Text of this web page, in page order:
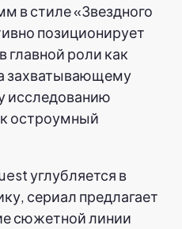
в стиле «Звездного
позиционирует
главной роли как
захватывающему
исследованию
остроумный
углубляется в
сериал предлагает
сюжетной линии